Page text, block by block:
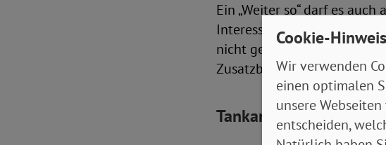
Ein „Weiter so“ darf es
Interessenvertretung der
nicht geben. Andernfalls,
Zusatzbeiträge für die
Tankanzeige von
Cookie-
Wir verwenden
einen optimalen
unsere
entscheiden,